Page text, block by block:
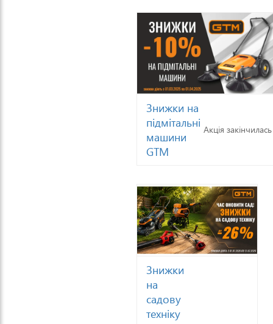
Знижки на
підмітальні
машини
GTM
Акція закінчилась
Знижки
на
садову
техніку